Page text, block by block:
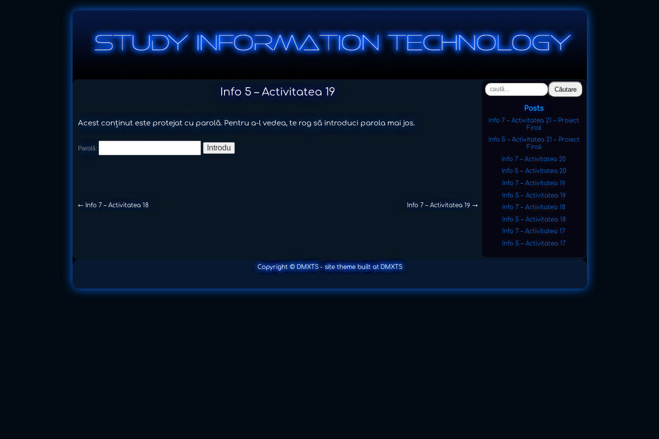
Info 5 – Activitatea 19
Acest conținut este protejat cu parolă. Pentru a-l vedea, te rog să introduci parola mai jos.
Parolă:
←Info 7 – Activitatea 18 Info 7 – Activitatea 19 →
Căutare
Posts
Info 7 – Activitatea 21 – Proiect
Final
Info 5 – Activitatea 21 – Proiect
Final
Info 7 – Activitatea 20
Info 5 – Activitatea 20
Info 7 – Activitatea 19
Info 5 – Activitatea 19
Info 7 – Activitatea 18
Info 5 – Activitatea 18
Info 7 – Activitatea 17
Info 5 – Activitatea 17
Copyright © DMXTS - site theme built at DMXTS